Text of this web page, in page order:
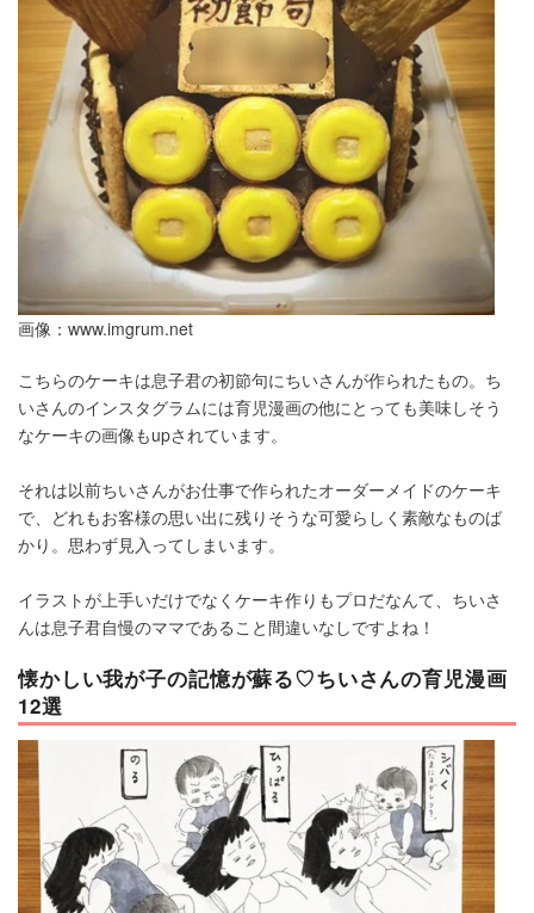
画像： www.imgrum.net
こちらのケーキは息子君の初節句にちいさんが作られたもの。ち
いさんのインスタグラムには育児漫画の他にとっても美味しそう
なケーキの画像もupされています。
それは以前ちいさんがお仕事で作られたオーダーメイドのケーキ
で、どれもお客様の思い出に残りそうな可愛らしく素敵なものば
かり。思わず見入ってしまいます。
イラストが上手いだけでなくケーキ作りもプロだなんて、ちいさ
んは息子君自慢のママであること間違いなしですよね！
懐かしい我が子の記憶が蘇る♡ちいさんの育児漫画
12選